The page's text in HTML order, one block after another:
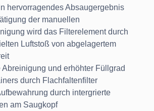
hervorragendes Absaugergebnis
der manuellen
wird das Filterelement durch
Luftstoß von abgelagertem
Abreinigung und erhöhter Füllgrad
durch Flachfaltenfilter
durch intergrierte
am Saugkopf